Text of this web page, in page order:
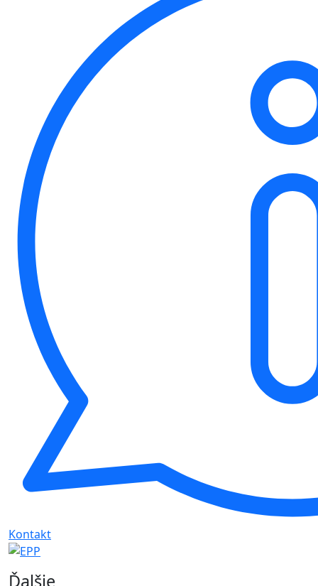
Kontakt
Ďalšie